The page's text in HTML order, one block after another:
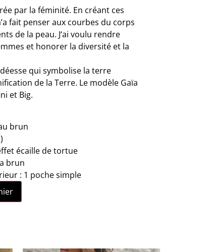
par la féminité. En créant ces
fait penser aux courbes du corps
de la peau. J‘ai voulu rendre
et honorer la diversité et la
qui symbolise la terre
de la Terre. Le modèle Gaïa
et Big.
brun
écaille de tortue
brun
: 1 poche simple